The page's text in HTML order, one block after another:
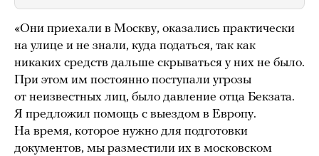
«Они приехали в Москву, оказались практически
на улице и не знали, куда податься, так как
никаких средств дальше скрываться у них не было.
При этом им постоянно поступали угрозы
от неизвестных лиц, было давление отца Бекзата.
Я предложил помощь с выездом в Европу.
На время, которое нужно для подготовки
документов, мы разместили их в московском